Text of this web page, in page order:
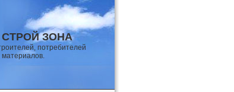
СТРОЙ ЗОНА
потребителей
материалов.